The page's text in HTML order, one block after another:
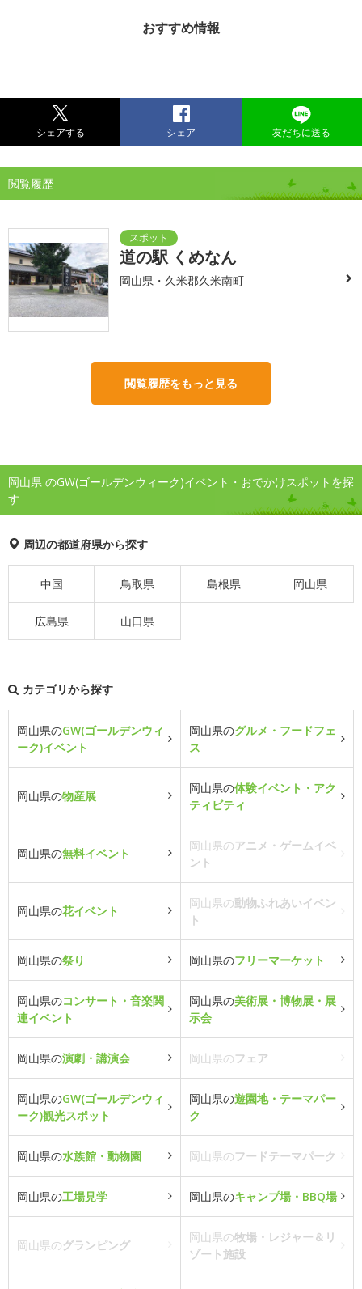
おすすめ情報
シェアする シェア 友だちに送る
閲覧履歴
道の駅 くめなん
岡山県・久米郡久米南町
閲覧履歴をもっと見る
岡山県 のGW(ゴールデンウィーク)イベント・おでかけスポットを探
す
周辺の都道府県から探す
中国 鳥取県 島根県 岡山県
広島県 山口県
カテゴリから探す
岡山県のGW(ゴールデンウィ
ーク)イベント
岡山県のグルメ・フードフェ
ス
岡山県の物産展
岡山県の体験イベント・アク
ティビティ
岡山県の無料イベント
岡山県のアニメ・ゲームイベ
ント
岡山県の花イベント
岡山県の動物ふれあいイベン
ト
岡山県の祭り 岡山県のフリーマーケット
岡山県のコンサート・音楽関
連イベント
岡山県の美術展・博物展・展
示会
岡山県の演劇・講演会 岡山県のフェア
岡山県のGW(ゴールデンウィ
ーク)観光スポット
岡山県の遊園地・テーマパー
ク
岡山県の水族館・動物園 岡山県のフードテーマパーク
岡山県の工場見学 岡山県のキャンプ場・BBQ場
岡山県のグランピング
岡山県の牧場・レジャー＆リ
ゾート施設